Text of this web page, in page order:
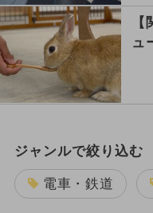
ュ
ジャンルで絞り込む
電車・鉄道